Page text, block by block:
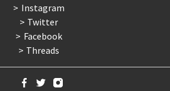
Instagram
Twitter
Facebook
Threads